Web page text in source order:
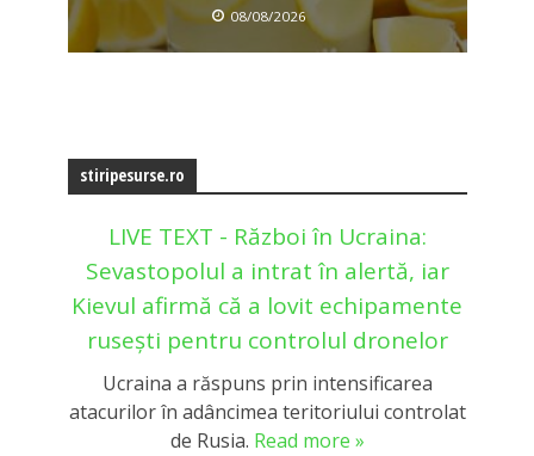
08/08/2026
stiripesurse.ro
LIVE TEXT - Război în Ucraina:
Sevastopolul a intrat în alertă, iar
Kievul afirmă că a lovit echipamente
rusești pentru controlul dronelor
Ucraina a răspuns prin intensificarea
atacurilor în adâncimea teritoriului controlat
de Rusia. Read more »